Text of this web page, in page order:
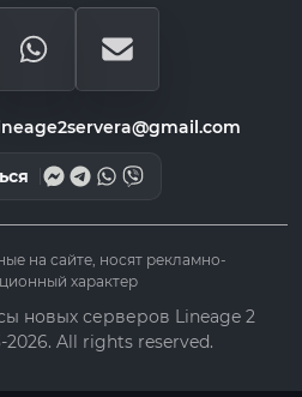
на сайте, носят рекламно-
характер
новых серверов Lineage 2
All rights reserved.